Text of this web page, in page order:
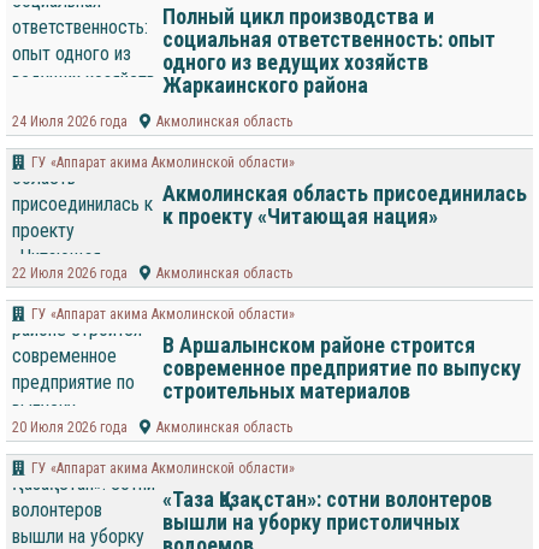
Полный цикл производства и
социальная ответственность: опыт
одного из ведущих хозяйств
Жаркаинского района
24 Июля 2026 года Акмолинская область
ГУ «Аппарат акима Акмолинской области»
Акмолинская область присоединилась
к проекту «Читающая нация»
22 Июля 2026 года Акмолинская область
ГУ «Аппарат акима Акмолинской области»
В Аршалынском районе строится
современное предприятие по выпуску
строительных материалов
20 Июля 2026 года Акмолинская область
ГУ «Аппарат акима Акмолинской области»
«Таза Қазақстан»: сотни волонтеров
вышли на уборку пристоличных